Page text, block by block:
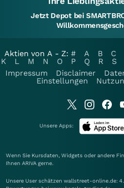
Jetzt Depot bei
Aktien von A - Z: # A B C
K
L M N O P Q R S
Impressum
Disclaimer
Einstellungen
Unsere Apps:
Wenn Sie Kursdaten, Widgets oder andere
Ihnen ARIVA gerne.
Unsere User schätzen wallstreet-online.de: